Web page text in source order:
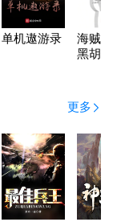
单机遨游录
海贼大
黑胡子
更多